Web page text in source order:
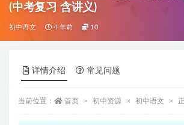
(中考复习 含讲义)
初中语文 4 年前 10
详情介绍 常见问题
当前位置： 首页 初中资源 初中语文